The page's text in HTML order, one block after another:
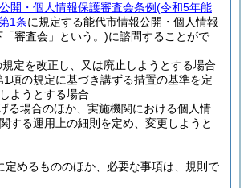
開・個人情報保護審査会条例(令和5年能
1条に規定する能代市情報公開・個人情報
「審査会」という。)に諮問することがで
規定を改正し、又は廃止しようとする場合
1項の規定に基づき講ずる措置の基準を定
ようとする場合
る場合のほか、実施機関における個人情
する運用上の細則を定め、変更しようと
定めるもののほか、必要な事項は、規則で